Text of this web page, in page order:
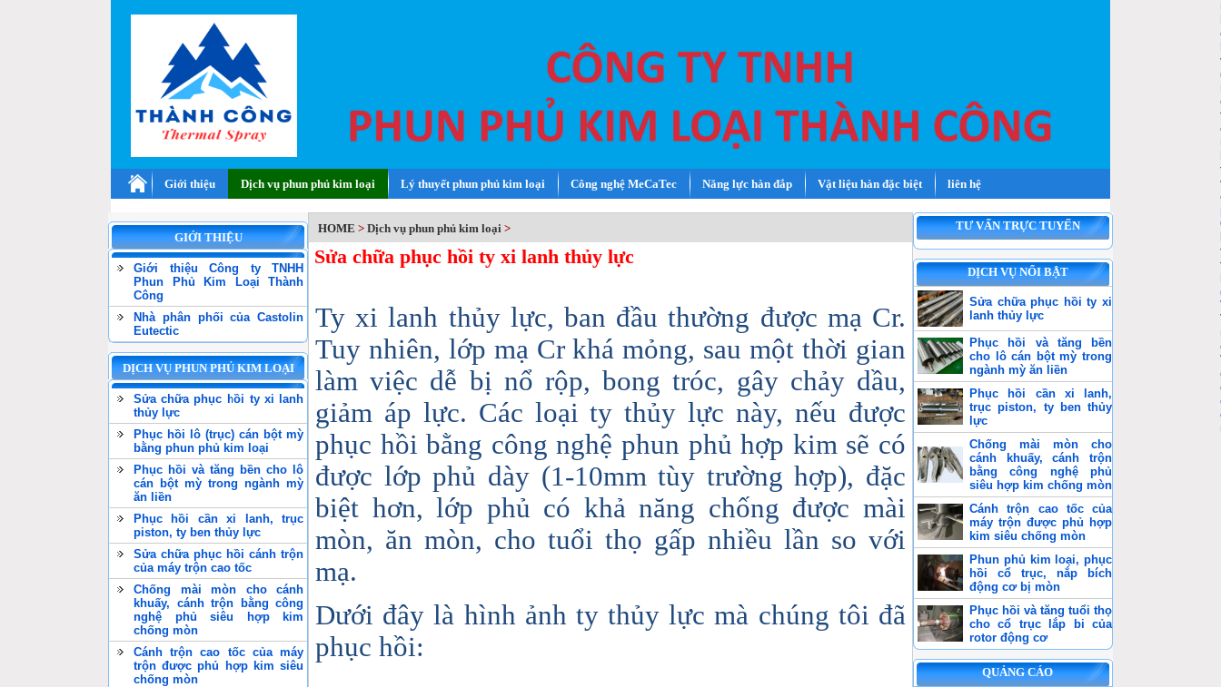
Giới thiệu Dịch vụ phun phủ kim loại Lý thuyết phun phủ kim loại Công nghệ MeCaTec Năng lực hàn đắp Vật liệu hàn đặc biệt liên hệ
GIỚI THIỆU
Giới thiệu Công ty TNHH
Phun Phủ Kim Loại Thành
Công
Nhà phân phối của Castolin
Eutectic
DỊCH VỤ PHUN PHỦ KIM LOẠI
Sửa chữa phục hồi ty xi lanh
thủy lực
Phục hồi lô (trục) cán bột mỳ
bằng phun phủ kim loại
Phục hồi và tăng bền cho lô
cán bột mỳ trong ngành mỳ
ăn liền
Phục hồi cần xi lanh, trục
piston, ty ben thủy lực
Sửa chữa phục hồi cánh trộn
của máy trộn cao tốc
Chống mài mòn cho cánh
khuấy, cánh trộn bằng công
nghệ phủ siêu hợp kim
chống mòn
Cánh trộn cao tốc của máy
trộn được phủ hợp kim siêu
chống mòn
HOME > Dịch vụ phun phủ kim loại >
Sửa chữa phục hồi ty xi lanh thủy lực
Ty xi lanh thủy lực, ban đầu thường được mạ Cr.
Tuy nhiên, lớp mạ Cr khá mỏng, sau một thời gian
làm việc dễ bị nổ rộp, bong tróc, gây chảy dầu,
giảm áp lực. Các loại ty thủy lực này, nếu được
phục hồi bằng công nghệ phun phủ hợp kim sẽ có
được lớp phủ dày (1-10mm tùy trường hợp), đặc
biệt hơn, lớp phủ có khả năng chống được mài
mòn, ăn mòn, cho tuổi thọ gấp nhiều lần so với
mạ.
Dưới đây là hình ảnh ty thủy lực mà chúng tôi đã
phục hồi:
TƯ VẤN TRỰC TUYẾN
DỊCH VỤ NỔI BẬT
Sửa chữa phục hồi ty xi
lanh thủy lực
Phục hồi và tăng bền
cho lô cán bột mỳ trong
ngành mỳ ăn liền
Phục hồi cần xi lanh,
trục piston, ty ben thủy
lực
Chống mài mòn cho
cánh khuấy, cánh trộn
bằng công nghệ phủ
siêu hợp kim chống mòn
Cánh trộn cao tốc của
máy trộn được phủ hợp
kim siêu chống mòn
Phun phủ kim loại, phục
hồi cổ trục, nắp bích
động cơ bị mòn
Phục hồi và tăng tuổi thọ
cho cổ trục lắp bi của
rotor động cơ
QUẢNG CÁO